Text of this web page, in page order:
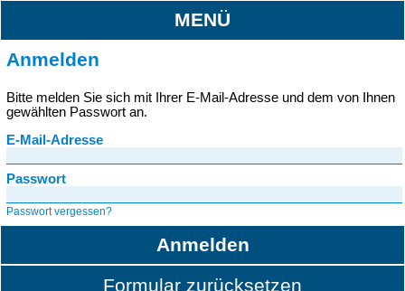
MENÜ
Anmelden
Bitte melden Sie sich mit Ihrer E-Mail-Adresse und dem von Ihnen
gewählten Passwort an.
E-Mail-Adresse
Passwort
Passwort vergessen?
Anmelden
Formular zurücksetzen